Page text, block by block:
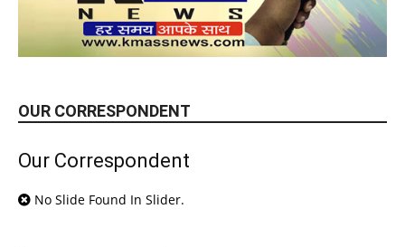
OUR CORRESPONDENT
Our Correspondent
No Slide Found In Slider.